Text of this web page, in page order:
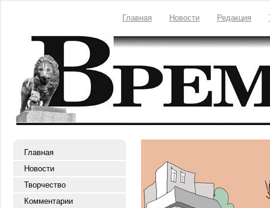
Главная Новости Редакция
Главная
Новости
Творчество
Комментарии